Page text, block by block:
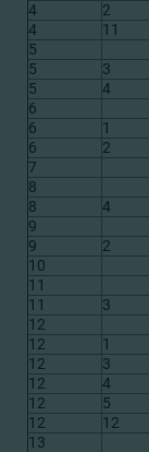
4
2
4
11
5
5
3
5
4
6
6
1
6
2
7
8
8
4
9
9
2
10
11
11
3
12
12
1
12
3
12
4
12
5
12
12
13